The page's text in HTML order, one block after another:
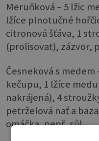
Meruňková – 5 lžic
lžíce plnotučné
citronová šťáva, 1
(prolisovat), zázvor,
Česneková s medem
kečupu, 1 lžíce
nakrájená), 4
petrželová nať a
omáčka, pepř, sůl